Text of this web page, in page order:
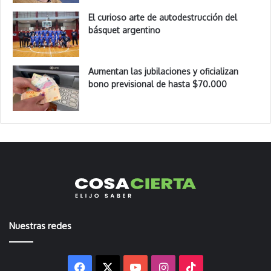
El curioso arte de autodestrucción del
básquet argentino
Aumentan las jubilaciones y oficializan
bono previsional de hasta $70.000
Nuestras redes
Facebook YouTubeInstagram